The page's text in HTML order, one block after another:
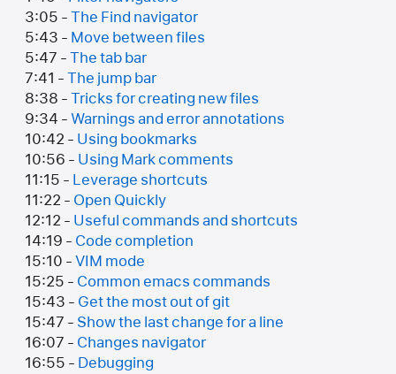
3:05 - The Find navigator
5:43 - Move between files
5:47 - The tab bar
7:41 - The jump bar
8:38 - Tricks for creating new files
9:34 - Warnings and error annotations
10:42 - Using bookmarks
10:56 - Using Mark comments
11:15 - Leverage shortcuts
11:22 - Open Quickly
12:12 - Useful commands and shortcuts
14:19 - Code completion
15:10 - VIM mode
15:25 - Common emacs commands
15:43 - Get the most out of git
15:47 - Show the last change for a line
16:07 - Changes navigator
16:55 - Debugging